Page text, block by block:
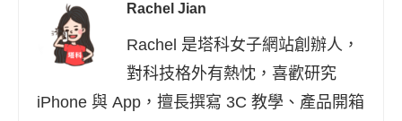
Rachel Jian
Rachel 是塔科女子網站創辦人，
對科技格外有熱忱，喜歡研究
iPhone 與 App，擅長撰寫 3C 教學、產品開箱